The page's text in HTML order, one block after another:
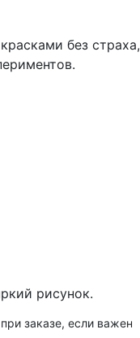
без страха,
рисунок.
заказе, если важен